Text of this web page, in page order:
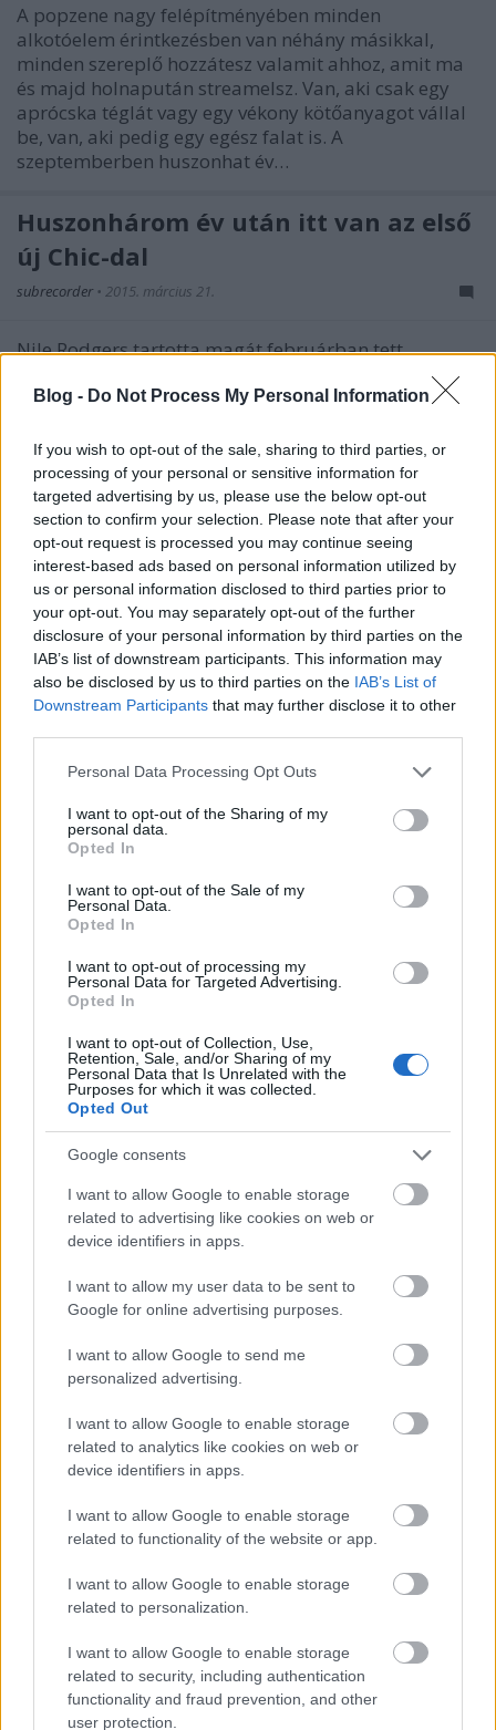
Blog - Do Not Process My Personal Information
If you wish to opt-out of the sale, sharing to third parties, or
processing of your personal or sensitive information for
targeted advertising by us, please use the below opt-out
section to confirm your selection. Please note that after your
opt-out request is processed you may continue seeing
interest-based ads based on personal information utilized by
us or personal information disclosed to third parties prior to
your opt-out. You may separately opt-out of the further
disclosure of your personal information by third parties on the
IAB’s list of downstream participants. This information may
also be disclosed by us to third parties on the IAB’s List of
Downstream Participants that may further disclose it to other
Please note that this website/app uses one or more Google
not limited to your visit or usage behaviour. You may click to
grant or deny consent to Google and its third-party tags to
use your data for below specified purposes in below Google
consent section.
Personal Data Processing Opt Outs
I want to opt-out of the Sharing of my
personal data.
Opted In
I want to opt-out of the Sale of my
Personal Data.
Opted In
I want to opt-out of processing my
Personal Data for Targeted Advertising.
Opted In
I want to opt-out of Collection, Use,
Retention, Sale, and/or Sharing of my
Personal Data that Is Unrelated with the
Purposes for which it was collected.
Opted Out
Google consents
I want to allow Google to enable storage
related to advertising like cookies on web or
device identifiers in apps.
I want to allow my user data to be sent to
Google for online advertising purposes.
I want to allow Google to send me
personalized advertising.
I want to allow Google to enable storage
related to analytics like cookies on web or
device identifiers in apps.
I want to allow Google to enable storage
related to functionality of the website or app.
I want to allow Google to enable storage
related to personalization.
I want to allow Google to enable storage
related to security, including authentication
functionality and fraud prevention, and other
user protection.
A popzene nagy felépítményében minden
alkotóelem érintkezésben van néhány másikkal,
minden szereplő hozzátesz valamit ahhoz, amit ma
és majd holnapután streamelsz. Van, aki csak egy
aprócska téglát vagy egy vékony kötőanyagot vállal
be, van, aki pedig egy egész falat is. A
szeptemberben huszonhat év…
Huszonhárom év után itt van az első
új Chic-dal
subrecorder • 2015. március 21.
Nile Rodgers tartotta magát februárban tett
megosztani az újjáélesztett Chic 23 év utáni első új
ebben klasszikus és mai koncertfelvételek váltják
egymást, a kettőt Karlie Kross…
Huszonhárom év után új lemezt ad
ki a Chic
subrecorder•2015. február 03.
A Nile Rodgers zenéjére való kereslet 2013-ban, egy
bizonyos Random Access Memories című albumon
való szereplés után emelkedett újra az egekbe, ő
pedig legendás diszkózenekarával óriási turnéra
indult. Ismerős a történet? Hasonló esett meg
Giorgio Moroderrel is, és ahogy az…
Nile Rodgers újra szerencsét
próbálna a Daft Punkkal
Frontrecorder • 2013. július 10.
lendületet adott, hogy gitározott egy jóízűt a Daft
Punk millióféleképpen feldolgozott Get Lucky-jában.
Pályafutása során először, idén fellépett a